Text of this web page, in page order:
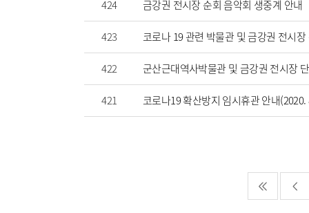
424 금강권 전시장 순회 음악회 생중계 안내
423 코로나 19 관련 박물관 및 금강권 전시
422 군산근대역사박물관 및 금강권 전시장
421 코로나19 확산방지 임시휴관 안내(2020.